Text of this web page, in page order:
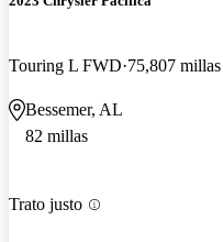
Touring L FWD 75,807 millas
Bessemer, AL
82 millas
Trato justo